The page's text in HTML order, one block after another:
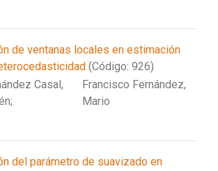
de ventanas locales en estimación
(Código: 926)
Casal,
Francisco Fernández,
Mario
del parámetro de suavizado en